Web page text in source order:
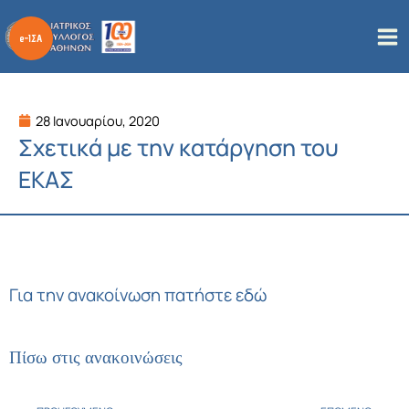
στο
περιεχόμενο
28 Ιανουαρίου, 2020
Σχετικά με την κατάργηση του
ΕΚΑΣ
Για την ανακοίνωση πατήστε εδώ
Πίσω στις ανακοινώσεις